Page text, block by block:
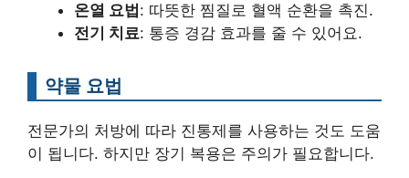
온열 요법 : 따뜻한 찜질로 혈액 순환을 촉진.
전기 치료: 통증 경감 효과를 줄 수 있어요.
약물 요법
전문가의 처방에 따라 진통제를 사용하는 것도 도움
이 됩니다. 하지만 장기 복용은 주의가 필요합니다.